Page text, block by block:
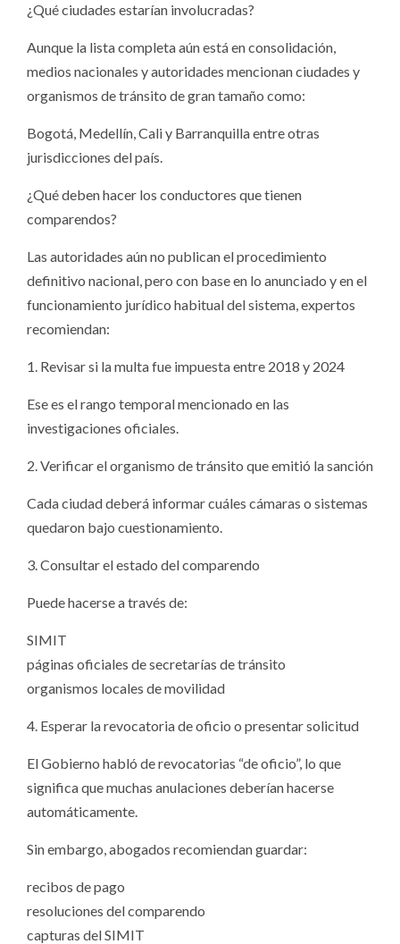
¿Qué ciudades estarían involucradas?
Aunque la lista completa aún está en consolidación,
medios nacionales y autoridades mencionan ciudades y
organismos de tránsito de gran tamaño como:
Bogotá, Medellín, Cali y Barranquilla entre otras
jurisdicciones del país.
¿Qué deben hacer los conductores que tienen
comparendos?
Las autoridades aún no publican el procedimiento
definitivo nacional, pero con base en lo anunciado y en el
funcionamiento jurídico habitual del sistema, expertos
recomiendan:
1. Revisar si la multa fue impuesta entre 2018 y 2024
Ese es el rango temporal mencionado en las
investigaciones oficiales.
2. Verificar el organismo de tránsito que emitió la sanción
Cada ciudad deberá informar cuáles cámaras o sistemas
quedaron bajo cuestionamiento.
3. Consultar el estado del comparendo
Puede hacerse a través de:
SIMIT
páginas oficiales de secretarías de tránsito
organismos locales de movilidad
4. Esperar la revocatoria de oficio o presentar solicitud
El Gobierno habló de revocatorias “de oficio”, lo que
significa que muchas anulaciones deberían hacerse
automáticamente.
Sin embargo, abogados recomiendan guardar:
recibos de pago
resoluciones del comparendo
capturas del SIMIT